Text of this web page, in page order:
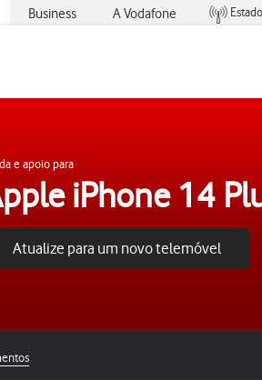
Business A Vodafone
e apoio para
iPhone 14
Atualize para um novo telemóvel